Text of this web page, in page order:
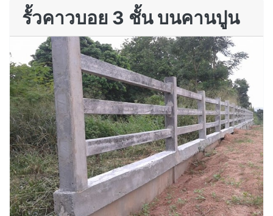
รั้วคาวบอย 3 ชั้น บนคานปูน